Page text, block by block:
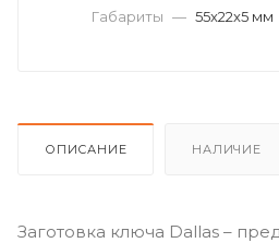
Габариты — 55x22x5 мм
ОПИСАНИЕ НАЛИЧИЕ
Заготовка ключа Dallas –